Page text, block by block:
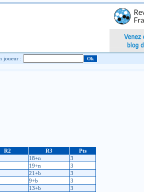
Chercher un joueur :
R2 R3
Pts
18+n
3
19+n
3
21+b
3
9+b
3
13+b
3